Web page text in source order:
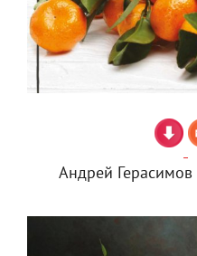
Андрей